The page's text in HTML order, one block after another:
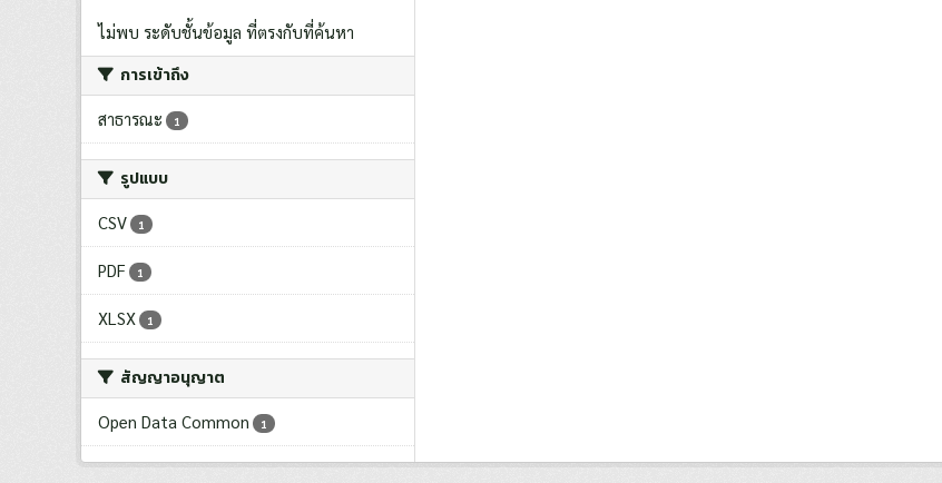
ไม่พบ ระดับชั้นข้อมูล ที่ตรงกับที่ค้นหา
การเข้าถึง
สาธารณะ 1
รูปแบบ
CSV 1
PDF 1
XLSX 1
สัญญาอนุญาต
Open Data Common 1